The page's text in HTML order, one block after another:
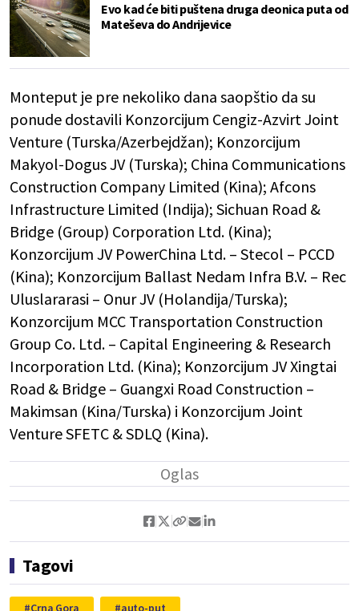
Evo kad će biti puštena druga deonica puta od
Mateševa do Andrijevice
Monteput je pre nekoliko dana saopštio da su
ponude dostavili Konzorcijum Cengiz-Azvirt Joint
Venture (Turska/Azerbejdžan); Konzorcijum
Makyol-Dogus JV (Turska); China Communications
Construction Company Limited (Kina); Afcons
Infrastructure Limited (Indija); Sichuan Road &
Bridge (Group) Corporation Ltd. (Kina);
Konzorcijum JV PowerChina Ltd. – Stecol – PCCD
(Kina); Konzorcijum Ballast Nedam Infra B.V. – Rec
Uluslararasi – Onur JV (Holandija/Turska);
Konzorcijum MCC Transportation Construction
Group Co. Ltd. – Capital Engineering & Research
Incorporation Ltd. (Kina); Konzorcijum JV Xingtai
Road & Bridge – Guangxi Road Construction –
Makimsan (Kina/Turska) i Konzorcijum Joint
Venture SFETC & SDLQ (Kina).
Tagovi
Crna Gora
auto-put